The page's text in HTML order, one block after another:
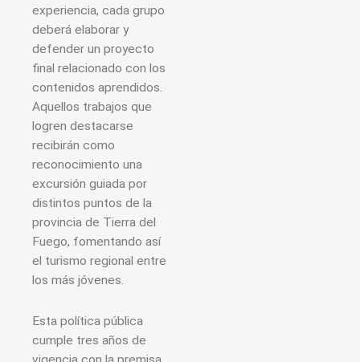
experiencia, cada grupo
deberá elaborar y
defender un proyecto
final relacionado con los
contenidos aprendidos.
Aquellos trabajos que
logren destacarse
recibirán como
reconocimiento una
excursión guiada por
distintos puntos de la
provincia de Tierra del
Fuego, fomentando así
el turismo regional entre
los más jóvenes.
Esta política pública
cumple tres años de